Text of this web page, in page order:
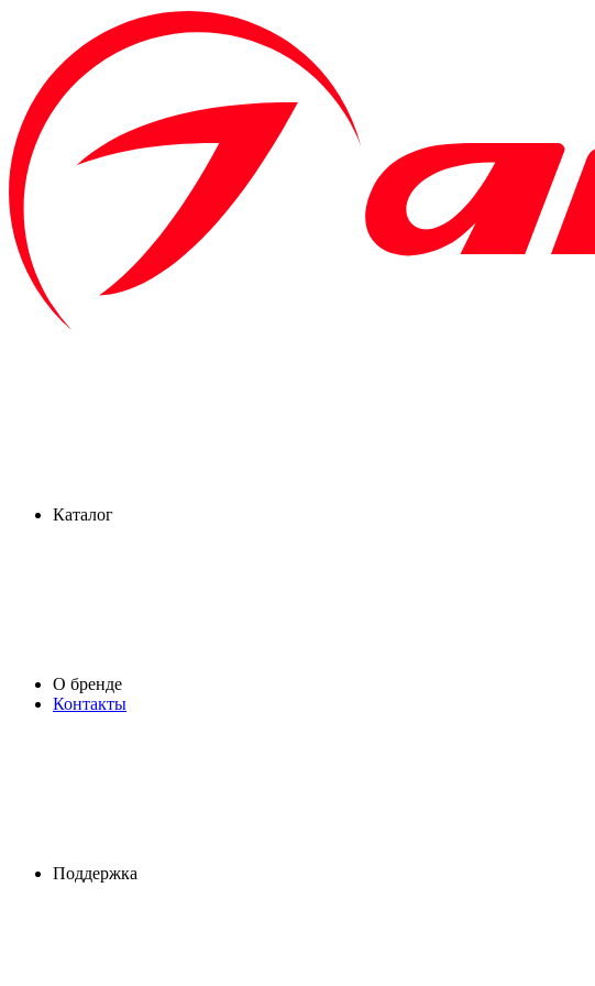
Каталог
О бренде
Контакты
Поддержка